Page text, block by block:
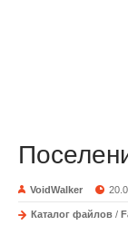
VoidWalker
Каталог файлов /